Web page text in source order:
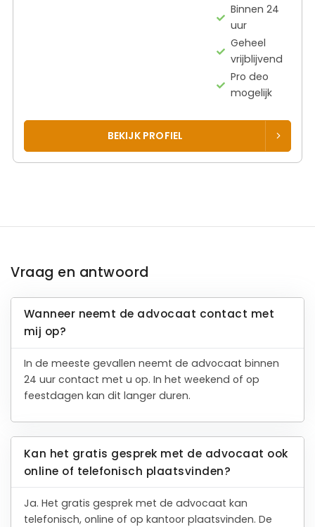
Binnen 24
uur
Geheel
vrijblijvend
Pro deo
mogelijk
BEKIJK PROFIEL
Vraag en antwoord
Wanneer neemt de advocaat contact met
mij op?
In de meeste gevallen neemt de advocaat binnen
24 uur contact met u op. In het weekend of op
feestdagen kan dit langer duren.
Kan het gratis gesprek met de advocaat ook
online of telefonisch plaatsvinden?
Ja. Het gratis gesprek met de advocaat kan
telefonisch, online of op kantoor plaatsvinden. De